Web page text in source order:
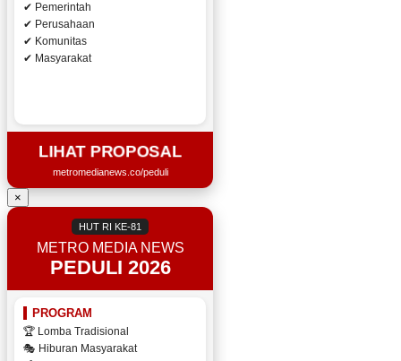
✔ Pemerintah
✔ Perusahaan
✔ Komunitas
✔ Masyarakat
LIHAT PROPOSAL
metromedianews.co/peduli
×
HUT RI KE-81
METRO MEDIA NEWS
PEDULI 2026
PROGRAM
🏆 Lomba Tradisional
🎭 Hiburan Masyarakat